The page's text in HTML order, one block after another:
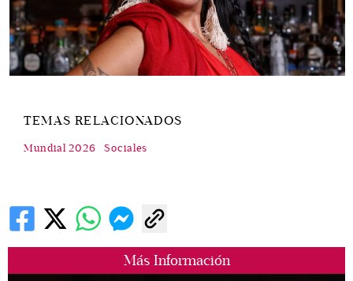
Más Información
TEMAS RELACIONADOS
Mundial 2026 Sociales